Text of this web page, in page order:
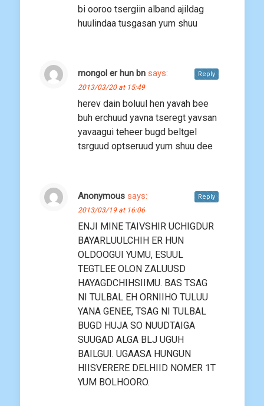
bi ooroo tsergiin alband ajildag
huulindaa tusgasan yum shuu
mongol er hun bn says:
2013/03/20 at 15:49
herev dain boluul hen yavah bee
buh erchuud yavna tseregt yavsan
yavaagui teheer bugd beltgel
tsrguud optseruud yum shuu dee
Reply
Anonymous says:
2013/03/19 at 16:06
ENJI MINE TAIVSHIR UCHIGDUR
BAYARLUULCHIH ER HUN
OLDOOGUI YUMU, ESUUL
TEGTLEE OLON ZALUUSD
HAYAGDCHIHSIIMU. BAS TSAG
NI TULBAL EH ORNIIHO TULUU
YANA GENEE, TSAG NI TULBAL
BUGD HUJA SO NUUDTAIGA
SUUGAD ALGA BLJ UGUH
BAILGUI. UGAASA HUNGUN
HIISVERERE DELHIID NOMER 1T
YUM BOLHOORO.
Reply